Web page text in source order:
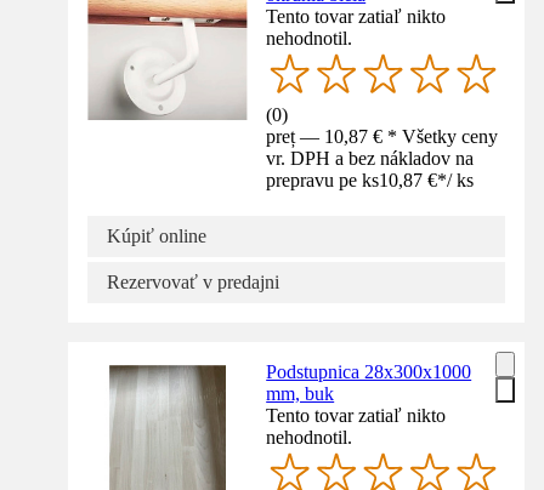
Tento tovar zatiaľ nikto
nehodnotil.
(0)
preț — 10,87 € * Všetky ceny
vr. DPH a bez nákladov na
prepravu pe ks10,87 €*/ ks
Kúpiť online
Rezervovať v predajni
Podstupnica 28x300x1000
mm, buk
Tento tovar zatiaľ nikto
nehodnotil.